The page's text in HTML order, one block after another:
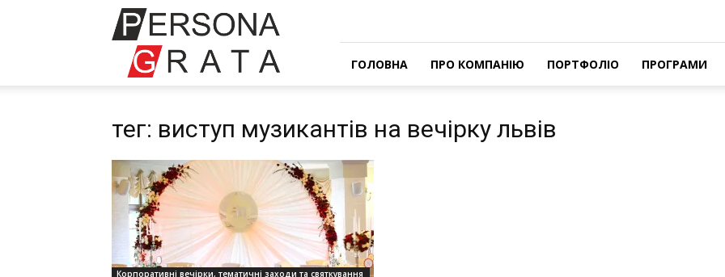
Івент
компанія
Персона
Грата
ГОЛОВНА ПРО КОМПАНІЮ ПОРТФОЛІО ПРОГРАМИ
тег: виступ музикантів на вечірку львів
Корпоративні вечірки, тематичні заходи та святкування